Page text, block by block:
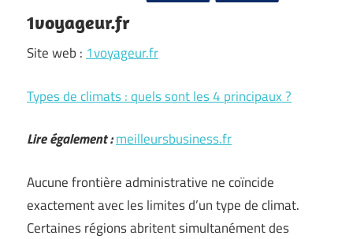
1voyageur.fr
Site web : 1voyageur.fr
Types de climats : quels sont les 4 principaux ?
Lire également :meilleursbusiness.fr
Aucune frontière administrative ne coïncide
exactement avec les limites d’un type de climat.
Certaines régions abritent simultanément des